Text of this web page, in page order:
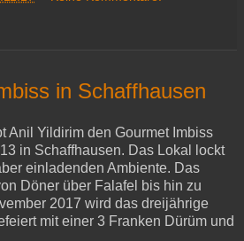
in Schaffhausen
Anil Yildirim den Gourmet Imbiss
13 in Schaffhausen. Das Lokal lockt
einladenden Ambiente. Das
Döner über Falafel bis hin zu
2017 wird das dreijährige
mit einer 3 Franken Dürüm und